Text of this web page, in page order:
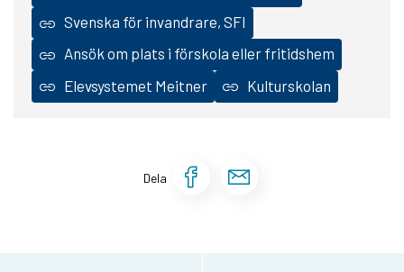
Svenska för invandrare, SFI
Ansök om plats i förskola eller fritidshem
Elevsystemet Meitner
Kulturskolan
Dela Dela sidan på